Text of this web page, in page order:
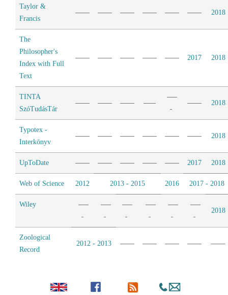
Taylor &
Francis
2018
The
Philosopher's
Index with Full
Text
2017 2018
TINTA
SzóTudásTár
2018
Typotex -
Interkönyv
2018
UpToDate 2017 2018
Web of Science 2012 2013 - 2015 2016 2017 - 2018
Wiley
2018
Zoological
Record
2012 - 2013